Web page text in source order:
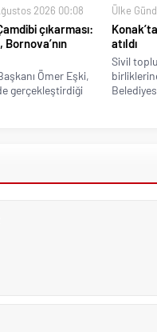
2026 00:08
çıkarması:
Bornova’nın
Ömer Eşki,
gerçekleştirdiği
Ülke
atıldı
Sivil